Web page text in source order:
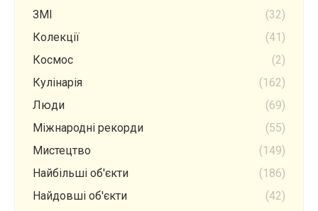
ЗМІ
(32)
Колекції
(41)
Космос
(2)
Кулінарія
(162)
Люди
(69)
Міжнародні рекорди
(55)
Мистецтво
(149)
Найбільші об'єкти
(186)
Найдовші об'єкти
(42)